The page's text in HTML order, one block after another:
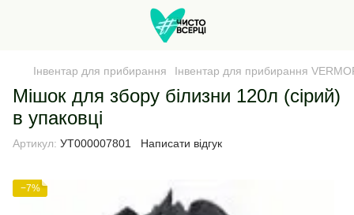
Інвентар для прибирання Інвентар для прибирання
Мішок для збору білизни 120л (сірий)
в упаковці
Артикул: УТ000007801 Написати відгук
−7%